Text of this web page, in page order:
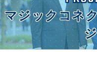
マジックコネ